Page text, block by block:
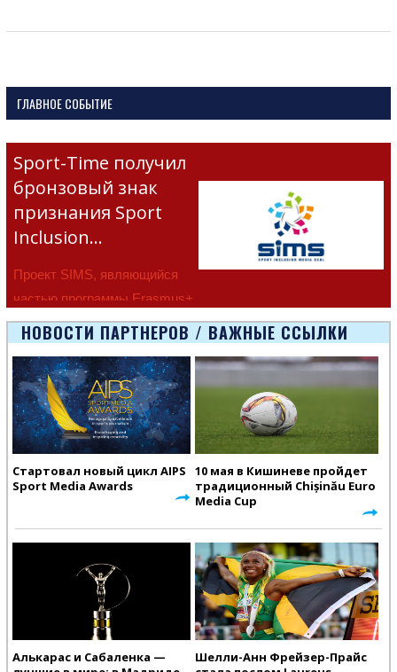
ГЛАВНОЕ СОБЫТИЕ
Sport-Time получил
бронзовый знак
признания Sport
Inclusion…
Проект SIMS, являющийся
частью программы Erasmus+
Европейско
НОВОСТИ ПАРТНЕРОВ / ВАЖНЫЕ ССЫЛКИ
Стартовал новый цикл AIPS
Sport Media Awards
10 мая в Кишиневе пройдет
традиционный Chișinău Euro
Media Cup
Алькарас и Сабаленка —
Шелли-Анн Фрейзер-Прайс